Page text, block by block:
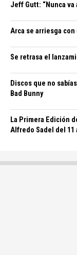
Jeff Gutt: “Nunca va
Arca se arriesga
Se retrasa el
Discos que no
Bad Bunny
La Primera Edición
Alfredo Sadel del 11